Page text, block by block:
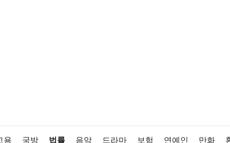
용 국방 법률 음악 드라마 보험 연예인 만화